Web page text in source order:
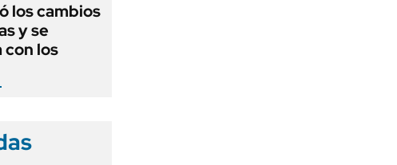
los cambios
y se
los